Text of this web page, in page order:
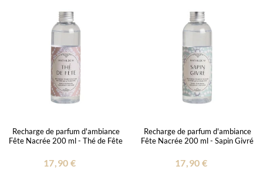
Recharge de parfum d'ambiance
Fête Nacrée 200 ml - Thé de Fête
17,90 €
Recharge de parfum d'ambiance
Fête Nacrée 200 ml - Sapin Givré
17,90 €